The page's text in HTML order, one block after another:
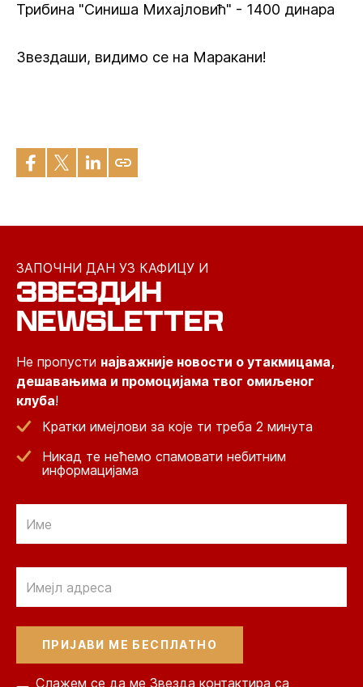
Трибина "Синиша Михајловић" - 1400 динара
Звездаши, видимо се на Маракани!
ЗАПОЧНИ ДАН УЗ КАФИЦУ И
ЗВЕЗДИН
NEWSLETTER
Не пропусти најважније новости о утакмицама,
дешавањима и промоцијама твог омиљеног
клуба!
Кратки имејлови за које ти треба 2 минута
Никад те нећемо спамовати небитним
информацијама
Слажем се да ме Звезда контактира са